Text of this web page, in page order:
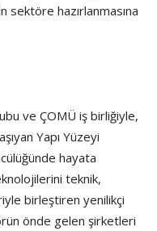
sektöre hazırlanmasına
ve ÇOMÜ iş birliğiyle,
Yapı Yüzeyi
hayata
teknik,
birleştiren yenilikçi
önde gelen şirketleri